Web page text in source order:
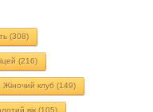
(308)
(216)
Жіночий клуб (149)
вік(105)